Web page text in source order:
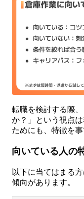
転職を検討する際
か？」という視点
ためにも、特徴を
向いている人の
以下に当てはまる
傾向があります。